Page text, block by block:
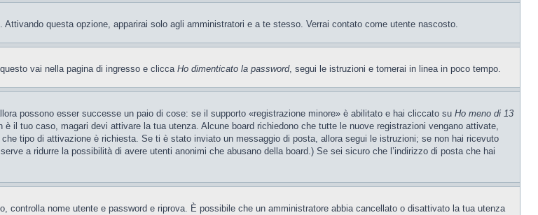
. Attivando questa opzione, apparirai solo agli amministratori e a te stesso. Verrai contato come utente nascosto.
vai nella pagina di ingresso e clicca Ho dimenticato la password, segui le istruzioni e tornerai in linea in poco tempo.
possono esser successe un paio di cose: se il supporto «registrazione minore» è abilitato e hai cliccato su Ho meno di 13
il tuo caso, magari devi attivare la tua utenza. Alcune board richiedono che tutte le nuove registrazioni vengano attivate,
tipo di attivazione è richiesta. Se ti è stato inviato un messaggio di posta, allora segui le istruzioni; se non hai ricevuto
a ridurre la possibilità di avere utenti anonimi che abusano della board.) Se sei sicuro che l’indirizzo di posta che hai
nome utente e password e riprova. È possibile che un amministratore abbia cancellato o disattivato la tua utenza